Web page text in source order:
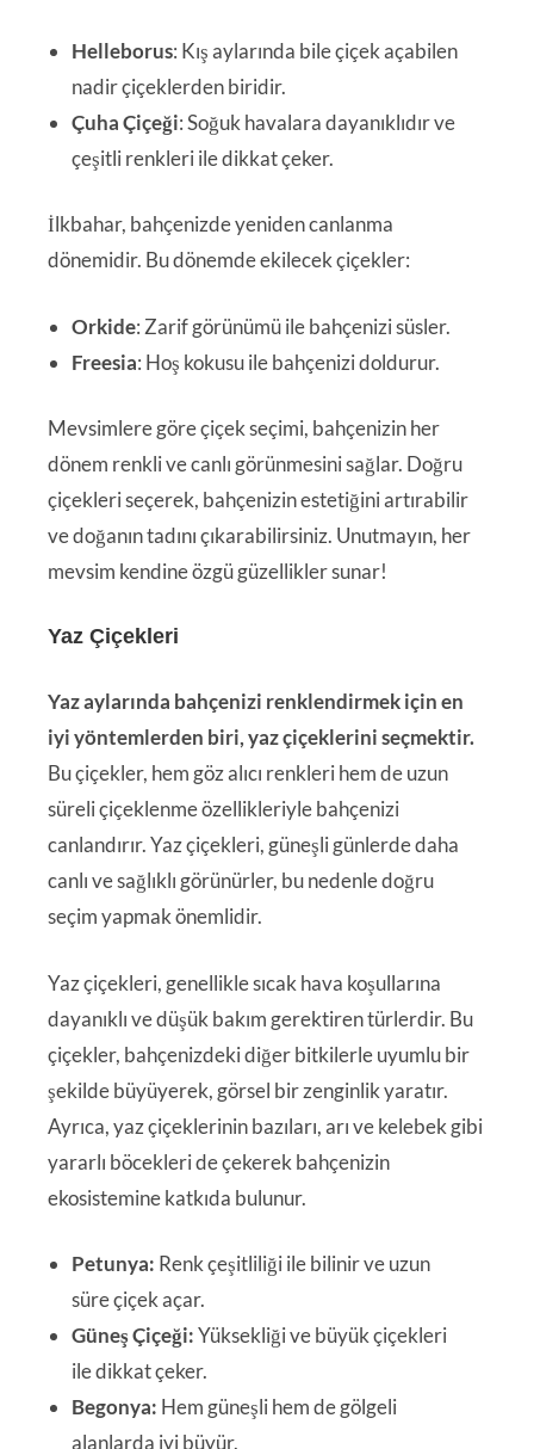
Helleborus: Kış aylarında bile çiçek açabilen
nadir çiçeklerden biridir.
Çuha Çiçeği: Soğuk havalara dayanıklıdır ve
çeşitli renkleri ile dikkat çeker.
İlkbahar, bahçenizde yeniden canlanma
dönemidir. Bu dönemde ekilecek çiçekler:
Orkide: Zarif görünümü ile bahçenizi süsler.
Freesia: Hoş kokusu ile bahçenizi doldurur.
Mevsimlere göre çiçek seçimi, bahçenizin her
dönem renkli ve canlı görünmesini sağlar. Doğru
çiçekleri seçerek, bahçenizin estetiğini artırabilir
ve doğanın tadını çıkarabilirsiniz. Unutmayın, her
mevsim kendine özgü güzellikler sunar!
Yaz Çiçekleri
Yaz aylarında bahçenizi renklendirmek için en
iyi yöntemlerden biri, yaz çiçeklerini seçmektir.
Bu çiçekler, hem göz alıcı renkleri hem de uzun
süreli çiçeklenme özellikleriyle bahçenizi
canlandırır. Yaz çiçekleri, güneşli günlerde daha
canlı ve sağlıklı görünürler, bu nedenle doğru
seçim yapmak önemlidir.
Yaz çiçekleri, genellikle sıcak hava koşullarına
dayanıklı ve düşük bakım gerektiren türlerdir. Bu
çiçekler, bahçenizdeki diğer bitkilerle uyumlu bir
şekilde büyüyerek, görsel bir zenginlik yaratır.
Ayrıca, yaz çiçeklerinin bazıları, arı ve kelebek gibi
yararlı böcekleri de çekerek bahçenizin
ekosistemine katkıda bulunur.
Petunya: Renk çeşitliliği ile bilinir ve uzun
süre çiçek açar.
Güneş Çiçeği:Yüksekliği ve büyük çiçekleri
ile dikkat çeker.
Begonya: Hem güneşli hem de gölgeli
alanlarda iyi büyür.